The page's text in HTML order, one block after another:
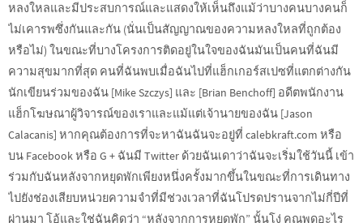
หลงใหลและมีประสบการณ์และแสดงให้เห็นถึงแม้ว่าบางคนบางคนก็
ไม่เคารพซึ่งกันและกัน (นั่นเป็นสัญญาณของความหลงใหลที่ถูกต้อง
หรือไม่) ในขณะที่บางโครงการติดอยู่ในใจของฉันมันเป็นคนที่ฉันมี
ความสุขมากที่สุด คนที่ฉันพบเมื่อฉันไปที่แฮ็กเกอร์สเปซที่แตกต่างกัน
นักเขียนร่วมของฉัน [Mike Szczys] และ [Brian Benchoff] อดีตพนักงาน
แฮ็กโฆษณาผู้วิจารณ์ของเราและแม้แต่เจ้านายของฉัน [Jason
Calacanis] หากคุณต้องการที่จะหาฉันฉันจะอยู่ที่ calebkraft.com หรือ
บน Facebook หรือ G + ฉันมี Twitter ด้วยฉันเดาว่าฉันจะเริ่มใช้วันนี้ เข้า
ร่วมกับฉันหลังจากหยุดพักเพียงหนึ่งครั้งมากขึ้นในขณะที่การเดินทาง
ไปยังช่องเสียบหน่วยความจำที่มีช่วงเวลาที่ฉันโปรดปรานจากไม่กี่ปีที่
ผ่านมา โอ้และใช่ฉันคิดว่า “หลังจากการหยุดพัก” นั้นโง่ คุณพูดอะไร